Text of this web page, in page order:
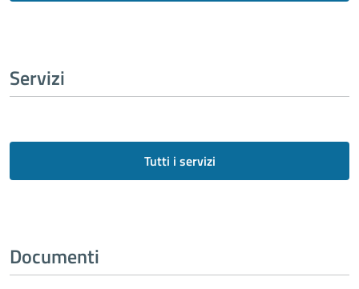
Servizi
Tutti i servizi
Documenti